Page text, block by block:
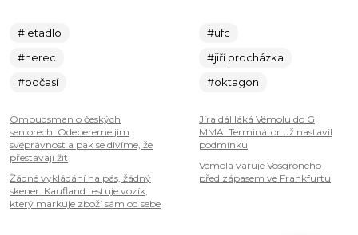
#letadlo
#herec
#počasí
Ombudsman o českých
seniorech: Odebereme jim
svéprávnost a pak se divíme, že
přestávají žít
Žádné vykládání na pás, žádný
skener. Kaufland testuje vozík,
který markuje zboží sám od sebe
#ufc
#jiří procházka
#oktagon
Jíra dál láká Vémolu do G
MMA. Terminátor už nastavil
podmínku
Vémola varuje Vosgröneho
před zápasem ve Frankfurtu